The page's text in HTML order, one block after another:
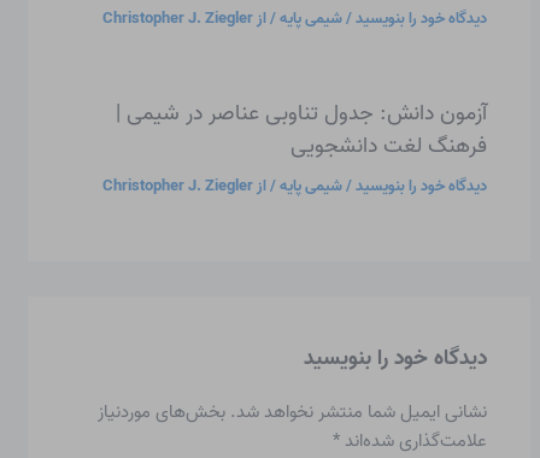
دیدگاه‌ خود را بنویسید/شیمی پایه/ ازChristopher J. Ziegler
آزمون دانش: جدول تناوبی عناصر در شیمی |
فرهنگ لغت دانشجویی
دیدگاه‌ خود را بنویسید/شیمی پایه/ ازChristopher J. Ziegler
دیدگاه‌ خود را بنویسید
نشانی ایمیل شما منتشر نخواهد شد. بخش‌های موردنیاز
علامت‌گذاری شده‌اند*